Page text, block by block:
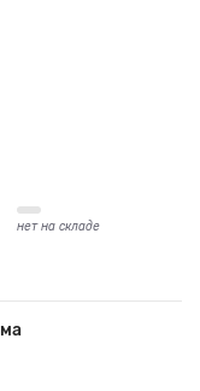
нет на складе